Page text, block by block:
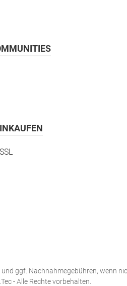
und ggf. Nachnahmegebühren, wenn
- Alle Rechte vorbehalten.